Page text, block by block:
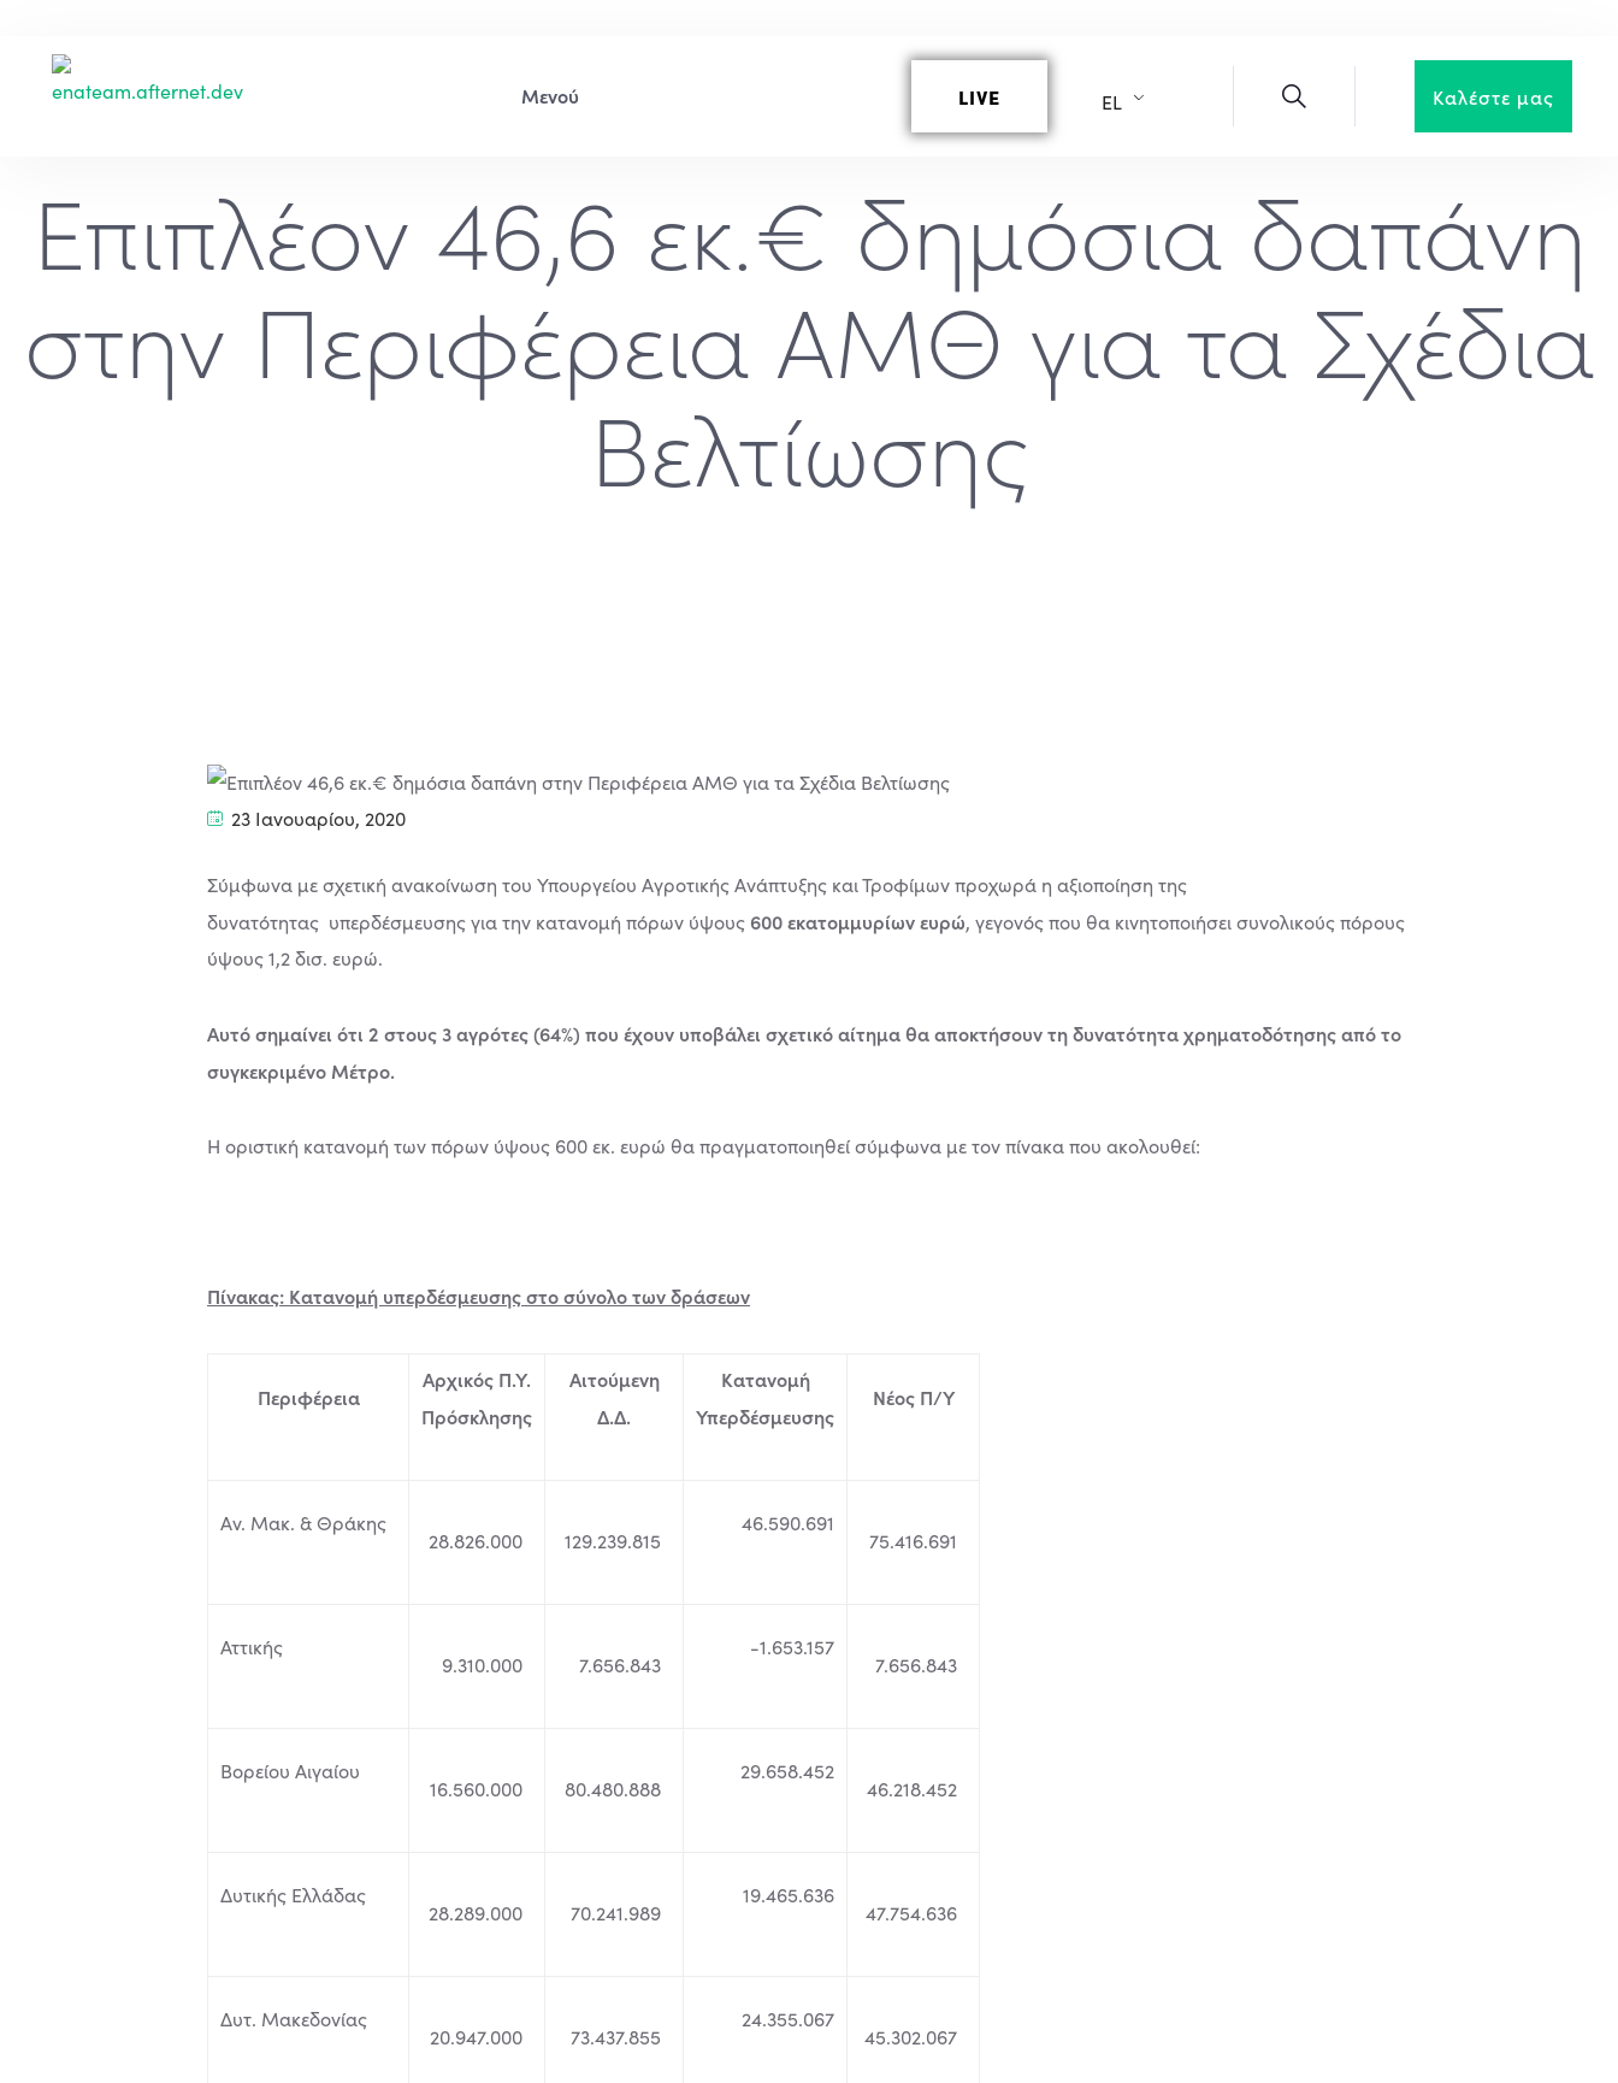
LIVE EL Καλέστε μας
Επιπλέον 46,6 εκ.€ δημόσια δαπάνη
στην Περιφέρεια ΑΜΘ για τα Σχέδια
Βελτίωσης
23 Ιανουαρίου, 2020
Σύμφωνα με σχετική ανακοίνωση του Υπουργείου Αγροτικής Ανάπτυξης και Τροφίμων προχωρά η αξιοποίηση της
δυνατότητας υπερδέσμευσης για την κατανομή πόρων ύψους 600 εκατομμυρίων ευρώ, γεγονός που θα κινητοποιήσει συνολικούς πόρους
ύψους 1,2 δισ. ευρώ.
Αυτό σημαίνει ότι 2 στους 3 αγρότες (64%) που έχουν υποβάλει σχετικό αίτημα θα αποκτήσουν τη δυνατότητα χρηματοδότησης από το
συγκεκριμένο Μέτρο.
Η οριστική κατανομή των πόρων ύψους 600 εκ. ευρώ θα πραγματοποιηθεί σύμφωνα με τον πίνακα που ακολουθεί:
Πίνακας: Κατανομή υπερδέσμευσης στο σύνολο των δράσεων
Περιφέρεια
Αρχικός Π.Υ.
Πρόσκλησης
Αιτούμενη
Δ.Δ.
Κατανομή
Υπερδέσμευσης
Νέος Π/Υ
Αν. Μακ. & Θράκης
28.826.000 129.239.815
46.590.691
75.416.691
Αττικής
9.310.000 7.656.843
-1.653.157
7.656.843
Βορείου Αιγαίου
16.560.000 80.480.888
29.658.452
46.218.452
Δυτικής Ελλάδας
28.289.000 70.241.989
19.465.636
47.754.636
Δυτ. Μακεδονίας
20.947.000 73.437.855
24.355.067
45.302.067